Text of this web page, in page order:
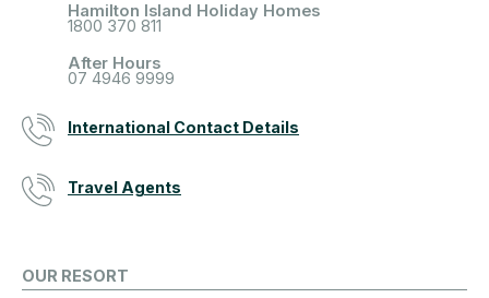
Hamilton Island Holiday Homes
1800 370 811
After Hours
07 4946 9999
International Contact Details
Travel Agents
OUR RESORT